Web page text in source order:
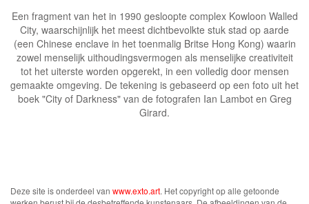
Een fragment van het in 1990 gesloopte complex Kowloon Walled
City, waarschijnlijk het meest dichtbevolkte stuk stad op aarde
(een Chinese enclave in het toenmalig Britse Hong Kong) waarin
zowel menselijk uithoudingsvermogen als menselijke creativiteit
tot het uiterste worden opgerekt, in een volledig door mensen
gemaakte omgeving. De tekening is gebaseerd op een foto uit het
boek "City of Darkness" van de fotografen Ian Lambot en Greg
Girard.
Deze site is onderdeel van www.exto.art. Het copyright op alle getoonde